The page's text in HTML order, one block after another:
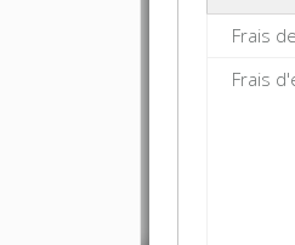
Frais
Frais